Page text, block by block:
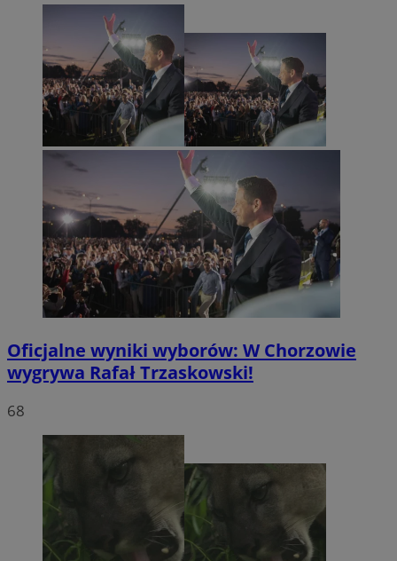
Oficjalne wyniki wyborów: W Chorzowie
wygrywa Rafał Trzaskowski!
68